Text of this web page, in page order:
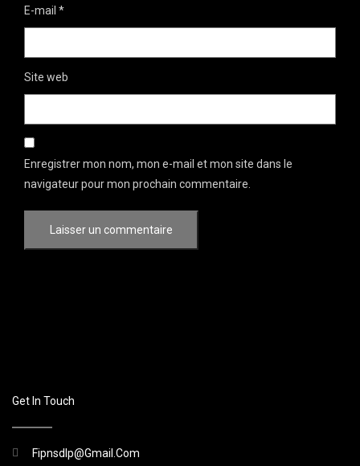
E-mail *
Site web
Enregistrer mon nom, mon e-mail et mon site dans le
navigateur pour mon prochain commentaire.
Get In Touch
Fipnsdlp@gmail.com